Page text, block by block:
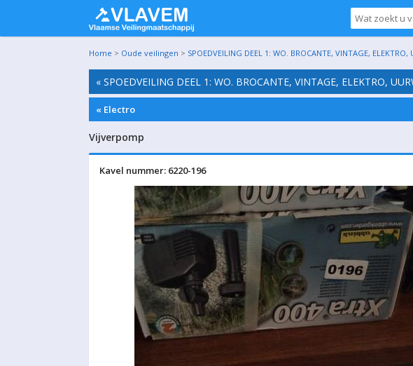
Home > Oude veilingen > SPOEDVEILING DEEL 1: WO. BROCANTE, VINTAGE,
« SPOEDVEILING DEEL 1: WO. BROCANTE, VINTAGE, ELEKTRO,
« Electro
Vijverpomp
Kavel nummer: 6220-196